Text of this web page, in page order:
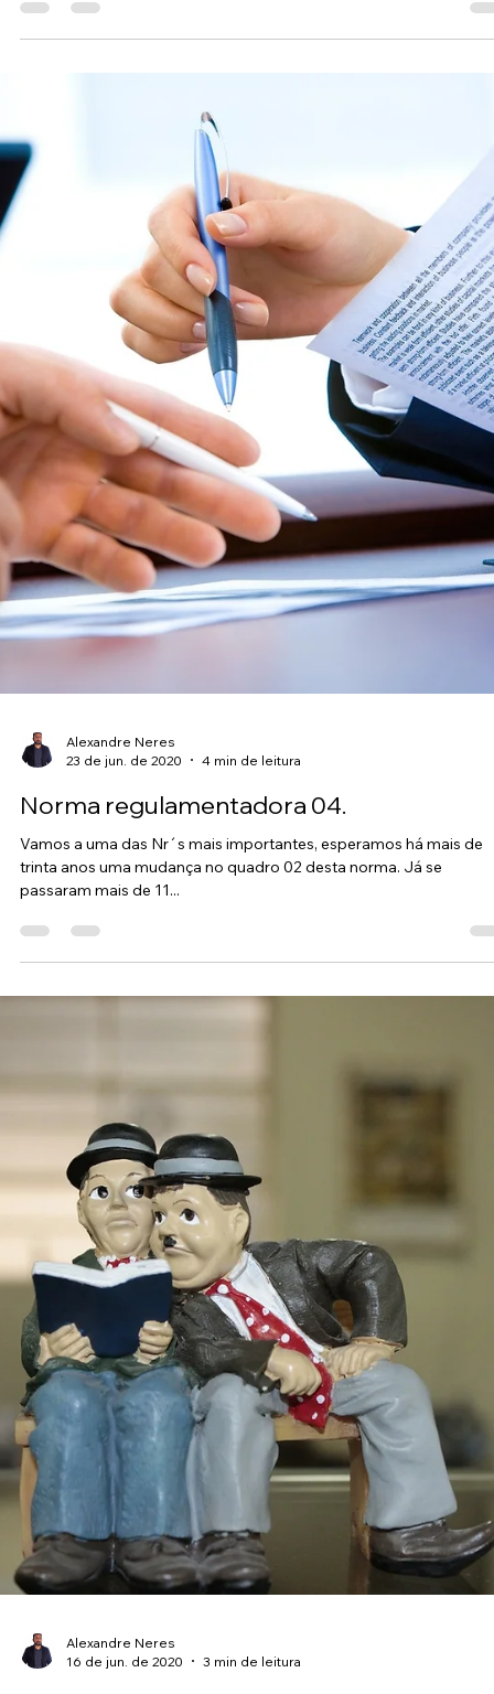
Alexandre Neres
7 de jul. de 2020
3 min de leitura
Como fica o PPRA com as atualizações
NRs? Melhor estudar e esperar um
Ela foi publicada a primeira vez em 1978 pela portaria 3.214/78,
o nome de Riscos Ambientais. Em 1994 ele se torna o PPRA –
Alexandre Neres
Norma regulamentadora 04.